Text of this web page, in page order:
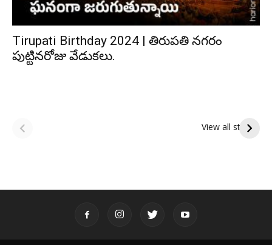
Tirupati Birthday 2024 | తిరుపతి నగరం
పుట్టినరోజు వేడుకలు.
View all stories
పితృదేవతల ఆశీర్వాదం
ఇంద్రకీలాద్రి గిరి ప్రదక్షిణ